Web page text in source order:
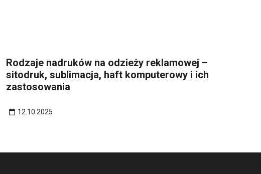
Rodzaje nadruków na odzieży reklamowej –
sitodruk, sublimacja, haft komputerowy i ich
zastosowania
12.10.2025